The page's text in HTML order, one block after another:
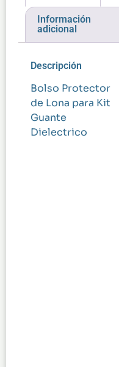
Información
adicional
Descripción
Bolso Protector
de Lona para Kit
Guante
Dielectrico